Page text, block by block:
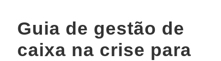
Guia de gestão de
caixa na crise para